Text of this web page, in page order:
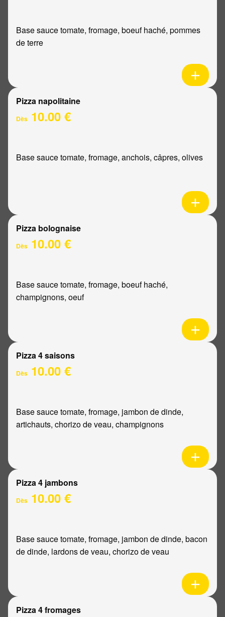
Base sauce tomate, fromage, boeuf haché, pommes
de terre
Pizza napolitaine
Dès 10.00 €
Base sauce tomate, fromage, anchois, câpres, olives
Pizza bolognaise
Dès 10.00 €
Base sauce tomate, fromage, boeuf haché,
champignons, oeuf
Pizza 4 saisons
Dès 10.00 €
Base sauce tomate, fromage, jambon de dinde,
artichauts, chorizo de veau, champignons
Pizza 4 jambons
Dès 10.00 €
Base sauce tomate, fromage, jambon de dinde, bacon
de dinde, lardons de veau, chorizo de veau
Pizza 4 fromages